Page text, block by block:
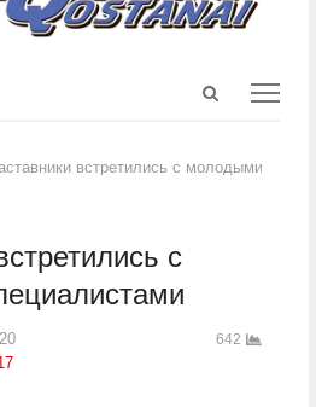
Open
встретились с молодыми
с
642